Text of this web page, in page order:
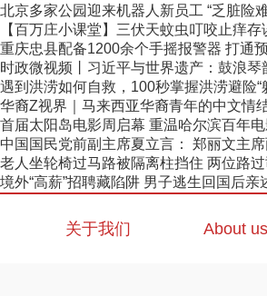
北京多家公园迎来机器人新员工 “乏脏险
【百万庄小课堂】三伏天蚊虫叮咬止痒存
重庆忠县配备1200余个手摇报警器 打通
时政微视频丨习近平与世界遗产：鼓浪琴
遇到洪涝如何自救，100秒掌握洪涝避险“
华裔Z视界｜马来西亚华裔青年的中文情
首届太阳岛电影周启幕 重温哈尔滨百年
中国国民党前副主席夏立言： 郑丽文主
老人坐轮椅过马路被隔离柱挡住 两位路
境外“高薪”招聘藏陷阱 男子逃生回国后亲
关于我们 About us